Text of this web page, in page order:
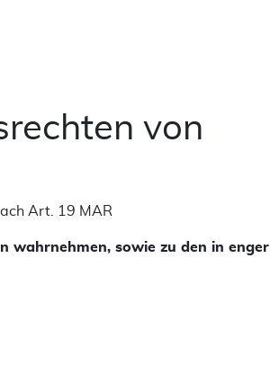
von
Art. 19 MAR
wahrnehmen, sowie zu den in enger